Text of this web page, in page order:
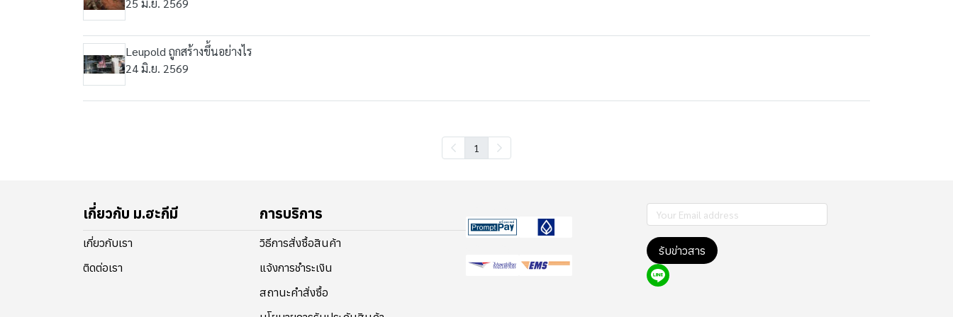
25 มิ.ย. 2569
Leupold ถูกสร้างขึ้นอย่างไร
24 มิ.ย. 2569
1
เกี่ยวกับ ม.ฮะกีมี
เกี่ยวกับเรา
ติดต่อเรา
การบริการ
วิธีการสั่งซื้อสินค้า
แจ้งการชำระเงิน
สถานะคำสั่งซื้อ
รับข่าวสาร